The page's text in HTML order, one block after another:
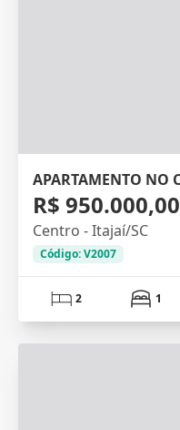
R$ 950.000,00
Centro - Itajaí/SC
Código: V2007
2 1